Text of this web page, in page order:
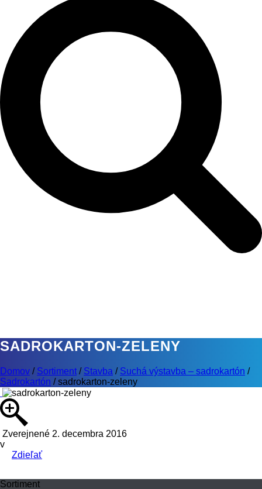
SADROKARTON-ZELENY
Domov / Sortiment / Stavba / Suchá výstavba – sadrokartón /
Sadrokartón /sadrokarton-zeleny
Zverejnené 2. decembra 2016
v
Zdieľať
Sortiment